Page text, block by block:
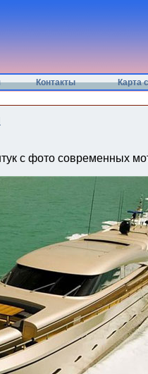
Контакты Карта
с фото современных